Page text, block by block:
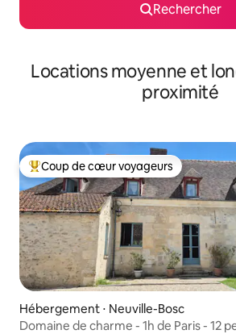
Rechercher
Locations moyenne et
proximité
Coups de cœur voyageurs les plus
Coup de cœur voyageurs
Hébergement ⋅ Neuville-Bosc
Domaine de charme - 1h de Paris - 12